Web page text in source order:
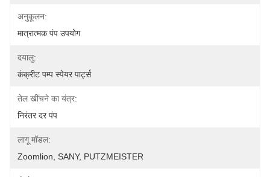
अनुकूलन:
मात्रात्मक पंप उपयोग
दयालु:
कंक्रीट पम्प स्पेयर पार्ट्स
तेल खींचने का यंत्र:
निरंतर दर पंप
लागू मॉडल:
Zoomlion, SANY, PUTZMEISTER